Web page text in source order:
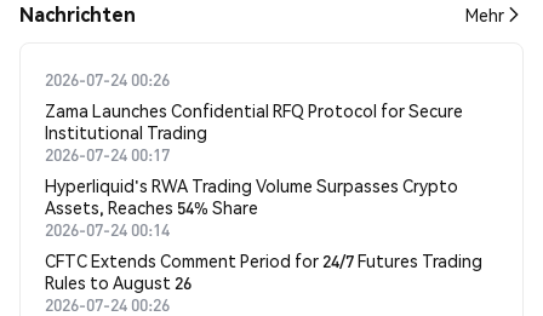
Nachrichten Mehr
2026-07-24 00:26
Zama Launches Confidential RFQ Protocol for Secure
Institutional Trading
2026-07-24 00:17
Hyperliquid's RWA Trading Volume Surpasses Crypto
Assets, Reaches 54% Share
2026-07-24 00:14
CFTC Extends Comment Period for 24/7 Futures Trading
Rules to August 26
2026-07-24 00:26